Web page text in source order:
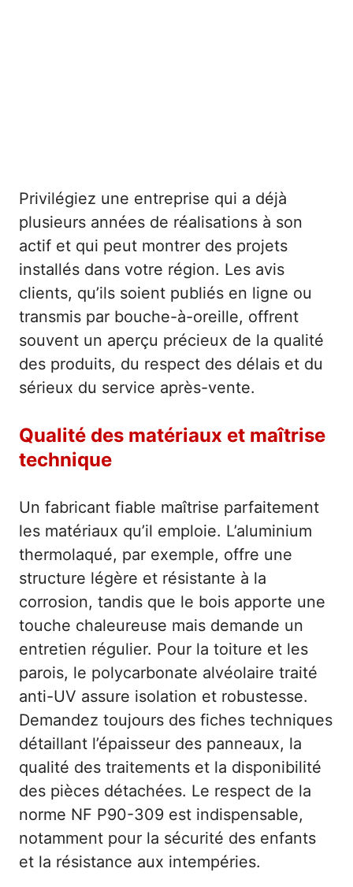
Privilégiez une entreprise qui a déjà
plusieurs années de réalisations à son
actif et qui peut montrer des projets
installés dans votre région. Les avis
clients, qu’ils soient publiés en ligne ou
transmis par bouche-à-oreille, offrent
souvent un aperçu précieux de la qualité
des produits, du respect des délais et du
sérieux du service après-vente.
Qualité des matériaux et maîtrise
technique
Un fabricant fiable maîtrise parfaitement
les matériaux qu’il emploie. L’aluminium
thermolaqué, par exemple, offre une
structure légère et résistante à la
corrosion, tandis que le bois apporte une
touche chaleureuse mais demande un
entretien régulier. Pour la toiture et les
parois, le polycarbonate alvéolaire traité
anti-UV assure isolation et robustesse.
Demandez toujours des fiches techniques
détaillant l’épaisseur des panneaux, la
qualité des traitements et la disponibilité
des pièces détachées. Le respect de la
norme NF P90-309 est indispensable,
notamment pour la sécurité des enfants
et la résistance aux intempéries.